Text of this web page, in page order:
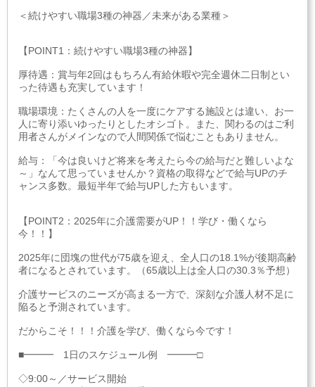
＜続けやすい職場3種の神器／未来がある業種＞
【POINT1：続けやすい職場3種の神器】
厚待遇：賞与年2回はもちろん有給休暇や完全週休二日制とい
った待遇も充実しています！
職場環境：たくさんの人を一度にケアする施設とは違い、お一
人に寄り添いゆったりとしたオシゴト。また、関わるのはご利
用者さんがメインなので人間関係で悩むこともありません。
給与：「今は良いけど将来を考えたら今の給与だと難しいよな
～」なんて思っていませんか？資格の取得などで給与UPのチ
ャンス多数。最短半年で給与UPした方もいます。
【POINT2：2025年に介護需要がUP！！学び・働くなら
今！！】
2025年に団塊の世代が75歳を迎え、全人口の18.1%が後期高齢
者になるとされています。（65歳以上は全人口の30.3％予想）
介護サービスのニーズが高まる一方で、深刻な介護人材不足に
陥ると予測されています。
だからこそ！！！介護を学び、働くなら今です！
■━━━ 1日のスケジュール例 ━━━□
◇9:00～／サービス開始